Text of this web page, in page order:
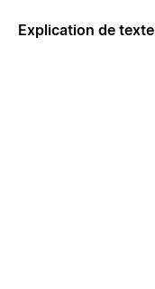
Explication de texte